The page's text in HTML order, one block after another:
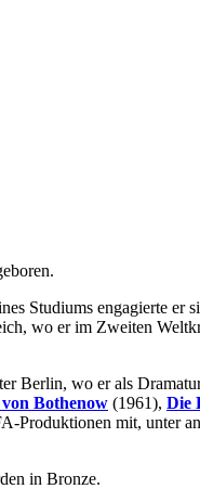
Studiums engagierte er
wo er im Zweiten
Berlin, wo er als
Bothenow (1961), Die
Produktionen mit, unter
in Bronze.